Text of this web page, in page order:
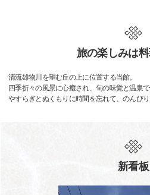
旅の楽しみは
清流雄物川を望む丘の上に位置する当館。
四季折々の風景に心癒され、旬の味覚と温泉
やすらぎとぬくもりに時間を忘れて、のんび
新看板